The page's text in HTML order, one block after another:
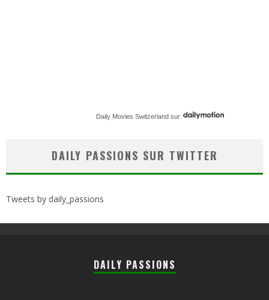
Daily Movies Switzerland sur
DAILY PASSIONS SUR TWITTER
Tweets by daily_passions
DAILY PASSIONS